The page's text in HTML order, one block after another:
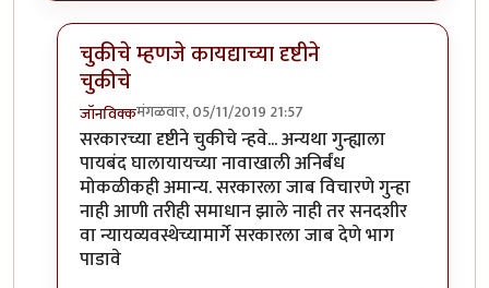
चुकीचे म्हणजे कायद्याच्या दृष्टीने
चुकीचे
जॉनविक्कमंगळवार, 05/11/2019 21:57
In reply toव्याख्या स्पष्ट असाव्यातbyRajesh188
सरकारच्या दृष्टीने चुकीचे न्हवे... अन्यथा गुन्ह्याला
पायबंद घालायायच्या नावाखाली अनिर्बंध
मोकळीकही अमान्य. सरकारला जाब विचारणे गुन्हा
नाही आणी तरीही समाधान झाले नाही तर सनदशीर
वा न्यायव्यवस्थेच्यामार्गे सरकारला जाब देणे भाग
पाडावे